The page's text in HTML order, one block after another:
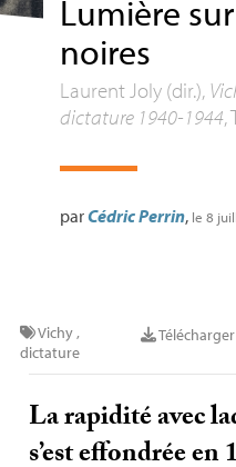
Lumière
noires
Laurent Joly (dir.),
dictature 1940-1944,
parCédric Perrin, le 8
Vichy,
dictature
La rapidité avec
s’est effondrée en